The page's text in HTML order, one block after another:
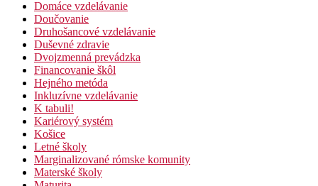
Domáce vzdelávanie
Doučovanie
Druhošancové vzdelávanie
Duševné zdravie
Dvojzmenná prevádzka
Financovanie škôl
Hejného metóda
Inkluzívne vzdelávanie
K tabuli!
Kariérový systém
Košice
Letné školy
Marginalizované rómske komunity
Materské školy